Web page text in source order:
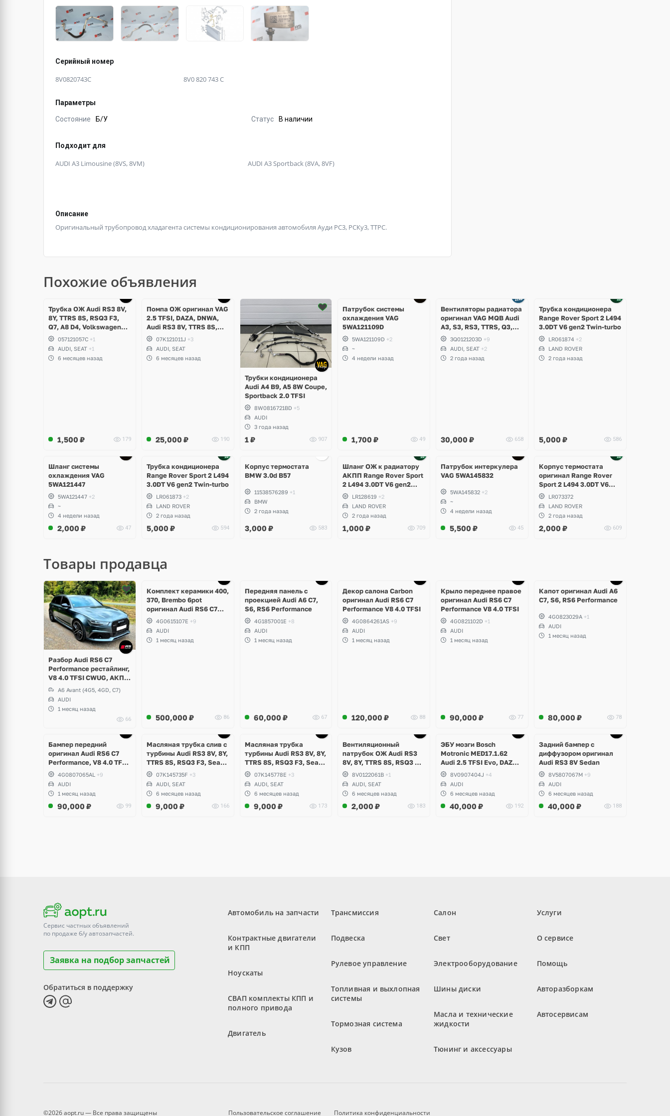
Серийный номер
8V0820743C 8V0 820 743 C
Параметры
Состояние Б/У Статус В наличии
Подходит для
AUDI A3 Limousine (8VS, 8VM) AUDI A3 Sportback (8VA, 8VF)
Описание
Оригинальный трубопровод хладагента системы кондиционирования автомобиля Ауди РС3, РСКу3, ТТРС.
Похожие объявления
Трубка ОЖ Audi RS3 8V,
8Y, TTRS 8S, RSQ3 F3,
Q7, A8 D4, Volkswagen
Touareg NF, Seat
Formentor Cupra 2.5 TFSI
DAZA, DNWA, CZGB
057121057C +1
AUDI, SEAT +1
6 месяцев назад
1,500 ₽ 179
Помпа ОЖ оригинал VAG
2.5 TFSI, DAZA, DNWA,
Audi RS3 8V, TTRS 8S,
RSQ3 F3
07K121011J +3
AUDI, SEAT
6 месяцев назад
25,000 ₽ 190
Трубки кондиционера
Audi A4 B9, A5 8W Coupe,
Sportback 2.0 TFSI
8W0816721BD +5
AUDI
3 года назад
1₽ 907
Патрубок системы
охлаждения VAG
5WA121109D
5WA121109D +2
~
4 недели назад
1,700 ₽ 49
Вентиляторы радиатора
оригинал VAG MQB Audi
A3, S3, RS3, TTRS, Q3,
RSQ3, Volkswagen
Tiguan 2, Allspace,
Arteon, Passat B8,
Multivan, Transporter T6,
3Q0121203D +9
AUDI, SEAT +2
2 года назад
30,000 ₽ 658
Трубка кондиционера
Range Rover Sport 2 L494
3.0DT V6 gen2 Twin-turbo
LR061874 +2
LAND ROVER
2 года назад
5,000 ₽ 586
Шланг системы
охлаждения VAG
5WA121447
5WA121447 +2
~
4 недели назад
2,000 ₽ 47
Трубка кондиционера
Range Rover Sport 2 L494
3.0DT V6 gen2 Twin-turbo
LR061873 +2
LAND ROVER
2 года назад
5,000 ₽ 594
Корпус термостата
BMW 3.0d B57
11538576289 +1
BMW
2 года назад
3,000 ₽ 583
Шланг ОЖ к радиатору
АКПП Range Rover Sport
2 L494 3.0DT V6 gen2
Twin-turbo
LR128619 +2
LAND ROVER
2 года назад
1,000 ₽ 709
Патрубок интеркулера
VAG 5WA145832
5WA145832 +2
~
4 недели назад
5,500 ₽ 45
Корпус термостата
оригинал Range Rover
Sport 2 L494 3.0DT V6
gen2 Twin-turbo
LR073372
LAND ROVER
2 года назад
2,000 ₽ 609
Товары продавца
Разбор Audi RS6 C7
Performance рестайлинг,
V8 4.0 TFSI CWUG, АКПП
ZF
A6 Avant (4G5, 4GD, C7)
AUDI
1 месяц назад
66
5 фото
Комплект керамики 400,
370, Brembo 6pot
оригинал Audi RS6 C7
Performance, RS7 V8 4.0
TFSI
4G0615107E +9
AUDI
1 месяц назад
500,000 ₽ 86
Передняя панель с
проекцией Audi A6 C7,
S6, RS6 Performance
4G1857001E +8
AUDI
1 месяц назад
60,000 ₽ 67
Декор салона Carbon
оригинал Audi RS6 C7
Performance V8 4.0 TFSI
4G0864261AS +9
AUDI
1 месяц назад
120,000 ₽ 88
Крыло переднее правое
оригинал Audi RS6 C7
Performance V8 4.0 TFSI
4G0821102D +1
AUDI
1 месяц назад
90,000 ₽ 77
Капот оригинал Audi A6
C7, S6, RS6 Performance
4G0823029A +1
AUDI
1 месяц назад
80,000 ₽ 78
Бампер передний
оригинал Audi RS6 C7
Performance, V8 4.0 TFSI
рестайлинг
4G0807065AL
+9
AUDI
1 месяц назад
90,000 ₽ 99
Масляная трубка слив с
турбины Audi RS3 8V, 8Y,
TTRS 8S, RSQ3 F3, Seat
Formentor Cupra 2.5 TFSI
Evo, DAZA, DNWA, DNWB
07K145735F +3
AUDI, SEAT
6 месяцев назад
9,000 ₽ 166
Масляная трубка
турбины Audi RS3 8V, 8Y,
TTRS 8S, RSQ3 F3, Seat
Formentor Cupra 2.5 TFSI
Evo, DAZA, DNWA, DNWB
07K145778E +3
AUDI, SEAT
6 месяцев назад
9,000 ₽ 173
Вентиляционный
патрубок ОЖ Audi RS3
8V, 8Y, TTRS 8S, RSQ3 F3,
Seat Formentor Cupra 2.5
TFSI Evo, DAZA, DNWA,
DNWB
8V0122061B +1
AUDI, SEAT
6 месяцев назад
2,000 ₽ 183
ЭБУ мозги Bosch
Motronic MED17.1.62
Audi 2.5 TFSI Evo, DAZA,
RS3 8V
8V0907404J +4
AUDI
6 месяцев назад
40,000 ₽ 192
Задний бампер с
диффузором оригинал
Audi RS3 8V Sedan
8V5807067M +9
AUDI
6 месяцев назад
40,000 ₽ 188
Сервис частных объявлений
по продаже б/уавтозапчастей.
Заявка на подбор запчастей
Обратиться в поддержку
Автомобиль на запчасти
Контрактные двигатели
и КПП
Ноускаты
СВАП комплекты КПП и
полного привода
Двигатель
Трансмиссия
Подвеска
Рулевое управление
Топливная и выхлопная
системы
Тормозная система
Кузов
Салон
Свет
Электрооборудование
Шины диски
Масла и технические
жидкости
Тюнинг и аксессуары
Услуги
О сервисе
Помощь
Авторазборкам
Автосервисам
©2026 aopt.ru — Все права защищены Пользовательское соглашение Политика конфиденциальности